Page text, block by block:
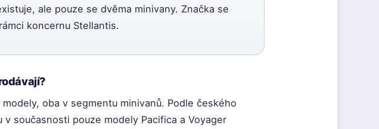
ale pouze se dvěma minivany. Značka se
koncernu Stellantis.
oba v segmentu minivanů. Podle českého
současnosti pouze modely Pacifica a Voyager